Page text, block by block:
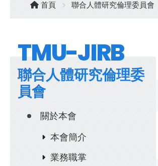
首頁 聯合人體研究倫理委員會
TMU-JIRB
聯合人體研究倫理委
員會
關於本會
本會簡介
業務職掌